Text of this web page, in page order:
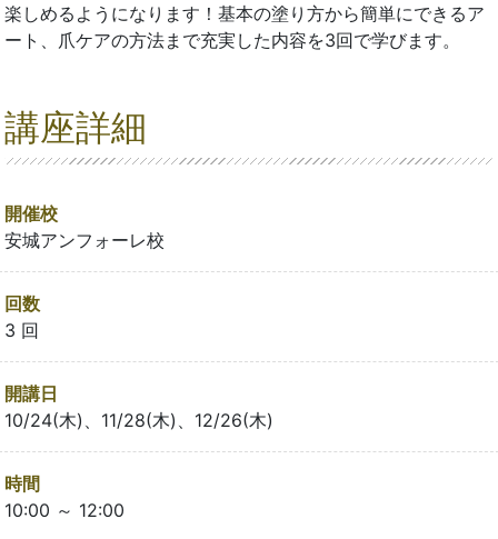
楽しめるようになります！基本の塗り方から簡単にできるア
ート、爪ケアの方法まで充実した内容を3回で学びます。
講座詳細
開催校
安城アンフォーレ校
回数
3 回
開講日
10/24(木)、11/28(木)、12/26(木)
時間
10:00 ～ 12:00